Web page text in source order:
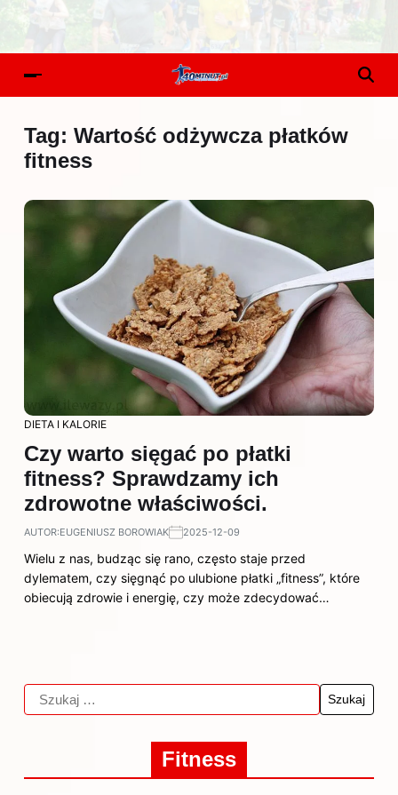
Tag: Wartość odżywcza płatków
fitness
DIETA I KALORIE
Czy warto sięgać po płatki
fitness? Sprawdzamy ich
zdrowotne właściwości.
AUTOR:EUGENIUSZ BOROWIAK 2025-12-09
Wielu z nas, budząc się rano, często staje przed
dylematem, czy sięgnąć po ulubione płatki „fitness”, które
obiecują zdrowie i energię, czy może zdecydować…
Fitness